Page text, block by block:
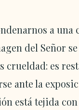
a
del Señor
es
ante la
está tejida